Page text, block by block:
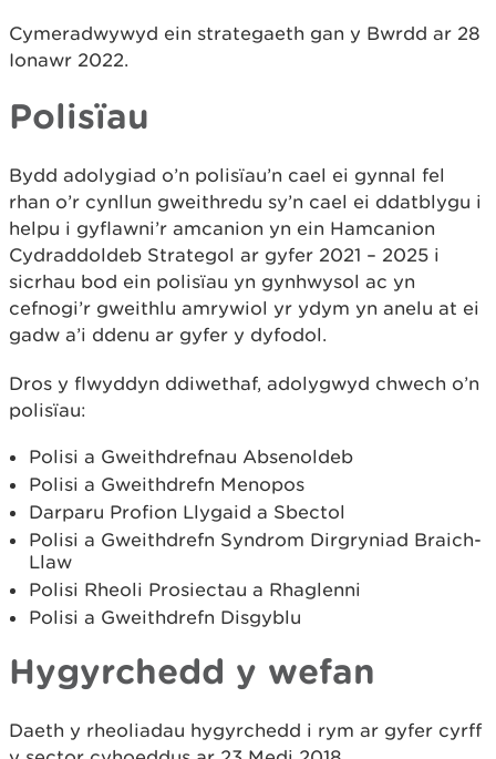
Cymeradwywyd ein strategaeth gan y Bwrdd ar 28
Ionawr 2022.
Polisïau
Bydd adolygiad o’n polisïau’n cael ei gynnal fel
rhan o’r cynllun gweithredu sy’n cael ei ddatblygu i
helpu i gyflawni’r amcanion yn ein Hamcanion
Cydraddoldeb Strategol ar gyfer 2021 – 2025 i
sicrhau bod ein polisïau yn gynhwysol ac yn
cefnogi’r gweithlu amrywiol yr ydym yn anelu at ei
gadw a’i ddenu ar gyfer y dyfodol.
Dros y flwyddyn ddiwethaf, adolygwyd chwech o’n
polisïau:
Polisi a Gweithdrefnau Absenoldeb
Polisi a Gweithdrefn Menopos
Darparu Profion Llygaid a Sbectol
Polisi a Gweithdrefn Syndrom Dirgryniad Braich-
Llaw
Polisi Rheoli Prosiectau a Rhaglenni
Polisi a Gweithdrefn Disgyblu
Hygyrchedd y wefan
Daeth y rheoliadau hygyrchedd i rym ar gyfer cyrff